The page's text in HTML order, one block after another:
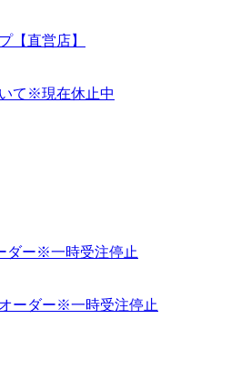
【直営店】
て ※現在休止中
ダー※一時受注停止
ーダー※一時受注停止